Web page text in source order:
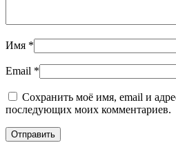
Имя *
Email *
Сохранить моё имя, email и
последующих моих комментариев.